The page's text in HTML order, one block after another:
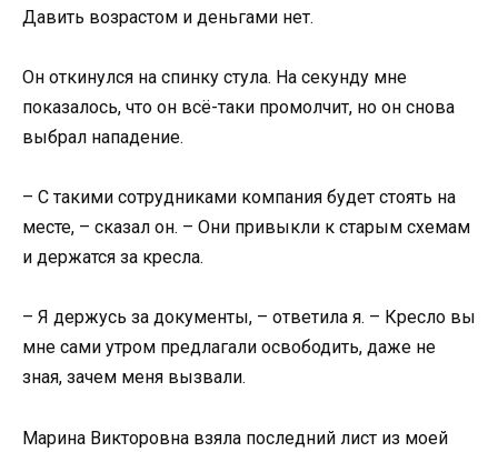
Давить возрастом и деньгами нет.
Он откинулся на спинку стула. На секунду мне
показалось, что он всё-таки промолчит, но он снова
выбрал нападение.
– С такими сотрудниками компания будет стоять на
месте, – сказал он. – Они привыкли к старым схемам
и держатся за кресла.
– Я держусь за документы, – ответила я. – Кресло вы
мне сами утром предлагали освободить, даже не
зная, зачем меня вызвали.
Марина Викторовна взяла последний лист из моей